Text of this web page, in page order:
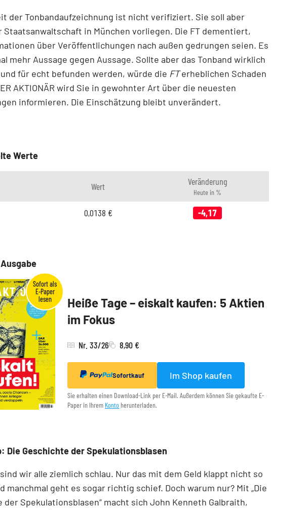
der Tonbandaufzeichnung ist nicht verifiziert. Sie soll aber
Staatsanwaltschaft in München vorliegen. Die FT dementiert,
über Veröffentlichungen nach außen gedrungen seien. Es
mehr Aussage gegen Aussage. Sollte aber das Tonband wirklich
für echt befunden werden, würde die FTerheblichen Schaden
AKTIONÄR wird Sie in gewohnter Art über die neuesten
informieren. Die Einschätzung bleibt unverändert.
Werte
Wert Veränderung
Heute in %
0,0138 € -4,17
Heiße Tage – eiskalt kaufen: 5 Aktien
im Fokus
Nr. 33/26 8,90 €
Sofortkauf Im Shop kaufen
Sie erhalten einen Download-Link per E-Mail. Außerdem können Sie gekaufte E-
Paper in Ihrem Konto herunterladen.
Die Geschichte der Spekulationsblasen
wir alle ziemlich schlau. Nur das mit dem Geld klappt nicht so
manchmal geht es sogar richtig schief. Doch warum nur? Mit „Die
der Spekulationsblasen“ macht sich John Kenneth Galbraith,